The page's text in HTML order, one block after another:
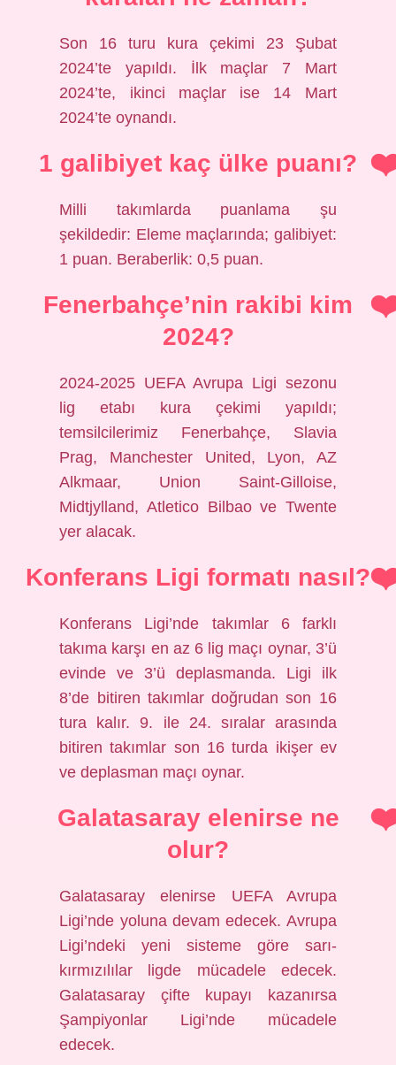
Son 16 turu kura çekimi 23 Şubat
2024’te yapıldı. İlk maçlar 7 Mart
2024’te, ikinci maçlar ise 14 Mart
2024’te oynandı.
1 galibiyet kaç ülke puanı?
Milli takımlarda puanlama şu
şekildedir: Eleme maçlarında; galibiyet:
1 puan. Beraberlik: 0,5 puan.
Fenerbahçe’nin rakibi kim
2024?
2024-2025 UEFA Avrupa Ligi sezonu
lig etabı kura çekimi yapıldı;
temsilcilerimiz Fenerbahçe, Slavia
Prag, Manchester United, Lyon, AZ
Alkmaar, Union Saint-Gilloise,
Midtjylland, Atletico Bilbao ve Twente
yer alacak.
Konferans Ligi formatı nasıl?
Konferans Ligi’nde takımlar 6 farklı
takıma karşı en az 6 lig maçı oynar, 3’ü
evinde ve 3’ü deplasmanda. Ligi ilk
8’de bitiren takımlar doğrudan son 16
tura kalır. 9. ile 24. sıralar arasında
bitiren takımlar son 16 turda ikişer ev
ve deplasman maçı oynar.
Galatasaray elenirse ne
olur?
Galatasaray elenirse UEFA Avrupa
Ligi’nde yoluna devam edecek. Avrupa
Ligi’ndeki yeni sisteme göre sarı-
kırmızılılar ligde mücadele edecek.
Galatasaray çifte kupayı kazanırsa
Şampiyonlar Ligi’nde mücadele
edecek.